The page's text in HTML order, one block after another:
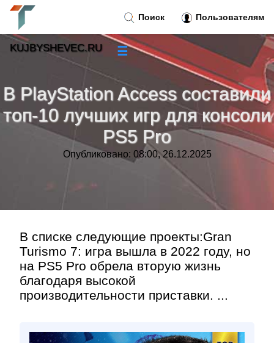
В PlayStation Access составили
топ-10 лучших игр для консоли
PS5 Pro
Опубликовано: 08:00, 26.12.2025
В списке следующие проекты:Gran
Turismo 7: игра вышла в 2022 году, но
на PS5 Pro обрела вторую жизнь
благодаря высокой
производительности приставки. ...
Поиск Пользователям
KUJBYSHEVEC.RU ☰
Новости»
Тренды новостей»
Рубрики»
Контакт»